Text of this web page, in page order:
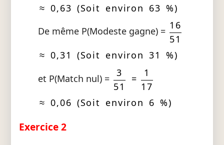
≈ 0,63 (Soit environ 63 %)
De même P(Modeste gagne) =
16
51
≈ 0,31 (Soit environ 31 %)
et P(Match nul) =
3
51
=
1
17
≈ 0,06 (Soit environ 6 %)
Exercice 2